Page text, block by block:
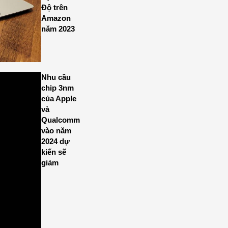
Độ trên
Amazon
năm 2023
Nhu cầu
chip 3nm
của Apple
và
Qualcomm
vào năm
2024 dự
kiến sẽ
giảm